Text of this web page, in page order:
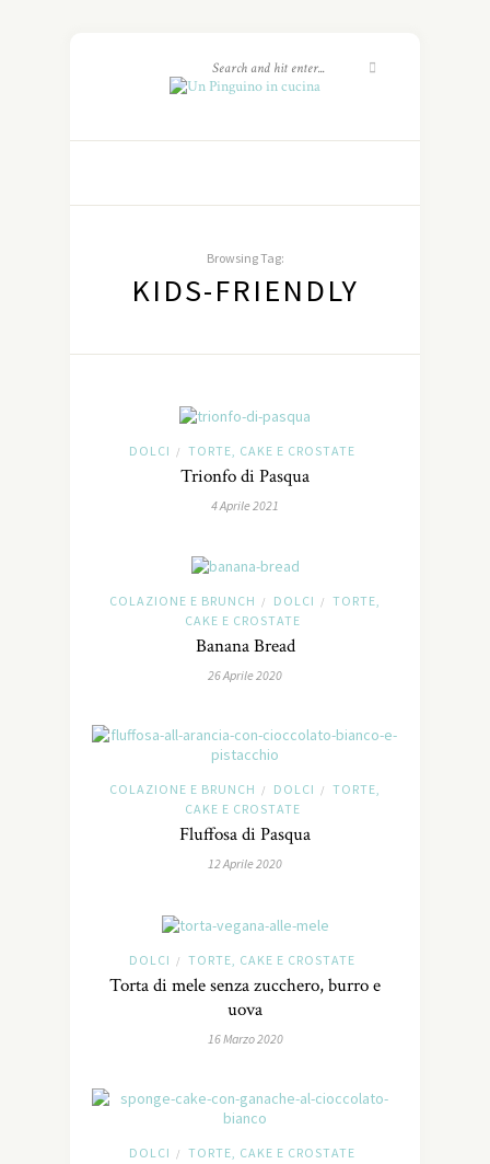
Browsing Tag:
KIDS-FRIENDLY
DOLCI / TORTE, CAKE E CROSTATE
Trionfo di Pasqua
4 Aprile 2021
COLAZIONE E BRUNCH / DOLCI /
TORTE,
CAKE E CROSTATE
Banana Bread
26 Aprile 2020
COLAZIONE E BRUNCH / DOLCI /
TORTE,
CAKE E CROSTATE
Fluffosa di Pasqua
12 Aprile 2020
DOLCI / TORTE, CAKE E CROSTATE
Torta di mele senza zucchero, burro e
uova
16 Marzo 2020
DOLCI / TORTE, CAKE E CROSTATE